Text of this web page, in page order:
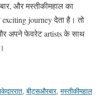
और मस्तीकीमहाल का
journey देता है। तो
अपने फेवरेट artists के साथ
, बीट्सऔरबार, मस्तीकीमहाल